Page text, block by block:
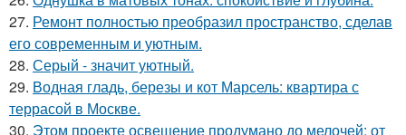
27. Ремонт полностью преобразил пространство, сделав
его современным и уютным.
28. Серый - значит уютный.
29. Водная гладь, березы и кот Марсель: квартира с
террасой в Москве.
30. Этом проекте освещение продумано до мелочей: от